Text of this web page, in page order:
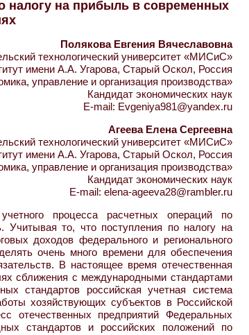
налогу на прибыль в современных
Полякова Евгения Вячеславовна
технологический университет «МИСиС»
имени А.А. Угарова, Старый Оскол, Россия
управление и организация производства»
Кандидат экономических наук
E-mail: Evgeniya981@yandex.ru
Агеева Елена Сергеевна
технологический университет «МИСиС»
имени А.А. Угарова, Старый Оскол, Россия
управление и организация производства»
Кандидат экономических наук
E-mail: elena-ageeva28@rambler.ru
процесса расчетных операций по
то, что поступления по налогу на
доходов федерального и регионального
очень много времени для обеспечения
В настоящее время отечественная
сближения с международными стандартами
стандартов российская учетная система
хозяйствующих субъектов в Российской
отечественных предприятий Федеральных
стандартов и российских положений по